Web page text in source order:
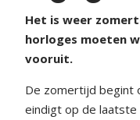
Het is weer
horloges moeten
vooruit.
De zomertijd begint
eindigt op de